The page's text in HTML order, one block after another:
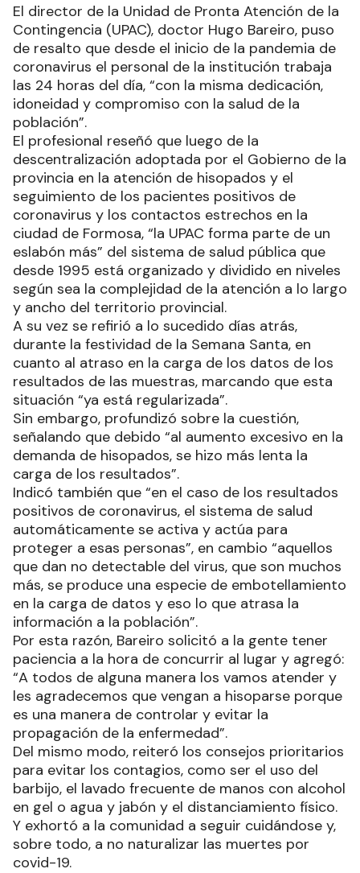
El director de la Unidad de Pronta Atención de la
Contingencia (UPAC), doctor Hugo Bareiro, puso
de resalto que desde el inicio de la pandemia de
coronavirus el personal de la institución trabaja
las 24 horas del día, “con la misma dedicación,
idoneidad y compromiso con la salud de la
población”.
El profesional reseñó que luego de la
descentralización adoptada por el Gobierno de la
provincia en la atención de hisopados y el
seguimiento de los pacientes positivos de
coronavirus y los contactos estrechos en la
ciudad de Formosa, “la UPAC forma parte de un
eslabón más” del sistema de salud pública que
desde 1995 está organizado y dividido en niveles
según sea la complejidad de la atención a lo largo
y ancho del territorio provincial.
A su vez se refirió a lo sucedido días atrás,
durante la festividad de la Semana Santa, en
cuanto al atraso en la carga de los datos de los
resultados de las muestras, marcando que esta
situación “ya está regularizada”.
Sin embargo, profundizó sobre la cuestión,
señalando que debido “al aumento excesivo en la
demanda de hisopados, se hizo más lenta la
carga de los resultados”.
Indicó también que “en el caso de los resultados
positivos de coronavirus, el sistema de salud
automáticamente se activa y actúa para
proteger a esas personas”, en cambio “aquellos
que dan no detectable del virus, que son muchos
más, se produce una especie de embotellamiento
en la carga de datos y eso lo que atrasa la
información a la población”.
Por esta razón, Bareiro solicitó a la gente tener
paciencia a la hora de concurrir al lugar y agregó:
“A todos de alguna manera los vamos atender y
les agradecemos que vengan a hisoparse porque
es una manera de controlar y evitar la
propagación de la enfermedad”.
Del mismo modo, reiteró los consejos prioritarios
para evitar los contagios, como ser el uso del
barbijo, el lavado frecuente de manos con alcohol
en gel o agua y jabón y el distanciamiento físico.
Y exhortó a la comunidad a seguir cuidándose y,
sobre todo, a no naturalizar las muertes por
covid-19.